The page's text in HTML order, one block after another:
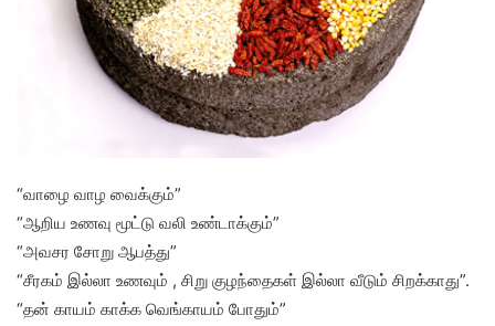
“வாழை வாழ வைக்கும்”
“ஆறிய உணவு மூட்டு வலி உண்டாக்கும்”
“அவசர சோறு ஆபத்து”
“சீரகம் இல்லா உணவும் , சிறு குழந்தைகள் இல்லா வீடும் சிறக்காது”.
“தன் காயம் காக்க வெங்காயம் போதும்”